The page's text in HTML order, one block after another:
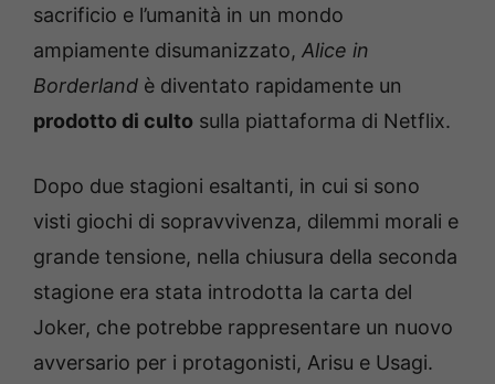
sacrificio e l’umanità in un mondo
ampiamente disumanizzato, Alice in
Borderland è diventato rapidamente un
prodotto di culto sulla piattaforma di Netflix.
Dopo due stagioni esaltanti, in cui si sono
visti giochi di sopravvivenza, dilemmi morali e
grande tensione, nella chiusura della seconda
stagione era stata introdotta la carta del
Joker, che potrebbe rappresentare un nuovo
avversario per i protagonisti, Arisu e Usagi.